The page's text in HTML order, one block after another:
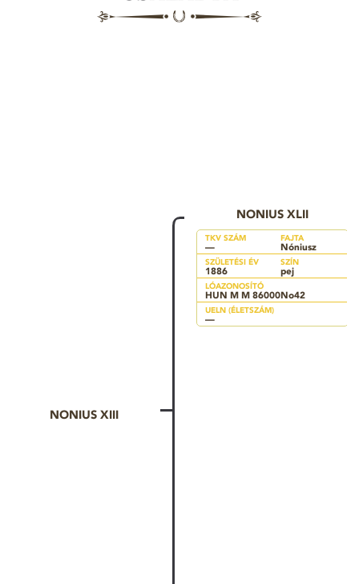
NONIUS XIII
NONIUS XLII
TKV SZÁM
—
FAJTA
Nóniusz
SZÜLETÉSI ÉV
1886
SZÍN
pej
LÓAZONOSÍTÓ
HUN M M 86000No42
UELN (ÉLETSZÁM)
—